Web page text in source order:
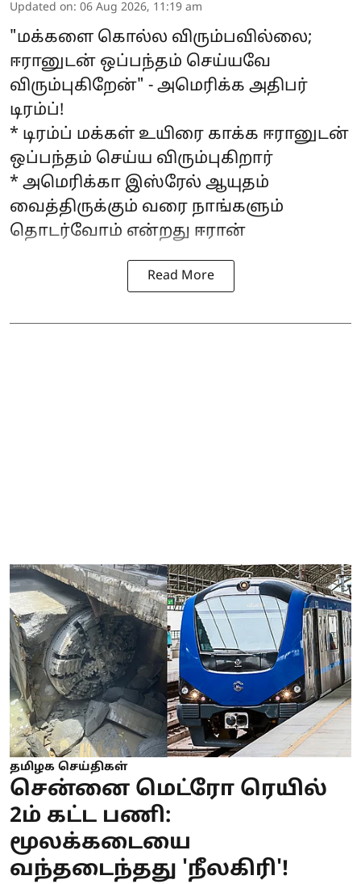
Updated on: 06 Aug 2026, 11:19 am
"மக்களை கொல்ல விரும்பவில்லை;
ஈரானுடன் ஒப்பந்தம் செய்யவே
விரும்புகிறேன்" - அமெரிக்க அதிபர்
டிரம்ப்!
* டிரம்ப் மக்கள் உயிரை காக்க ஈரானுடன்
ஒப்பந்தம் செய்ய விரும்புகிறார்
* அமெரிக்கா இஸ்ரேல் ஆயுதம்
வைத்திருக்கும் வரை நாங்களும்
தொடர்வோம் என்றது ஈரான்
Read More
தமிழக செய்திகள்
சென்னை மெட்ரோ ரெயில்
2ம் கட்ட பணி:
மூலக்கடையை
வந்தடைந்தது 'நீலகிரி'!